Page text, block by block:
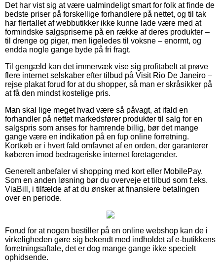
Det har vist sig at være ualmindeligt smart for folk at finde de
bedste priser på forskellige forhandlere på nettet, og til tak
har flertallet af webbutikker ikke kunne lade være med at
formindske salgspriserne på en række af deres produkter –
til drenge og piger, men ligeledes til voksne – enormt, og
endda nogle gange byde på fri fragt.
Til gengæld kan det immervæk vise sig profitabelt at prøve
flere internet selskaber efter tilbud på Visit Rio De Janeiro –
rejse plakat forud for at du shopper, så man er skråsikker på
at få den mindst kostelige pris.
Man skal lige meget hvad være så påvagt, at ifald en
forhandler på nettet markedsfører produkter til salg for en
salgspris som anses for hamrende billig, bør det mange
gange være en indikation på en fup online forretning.
Kortkøb er i hvert fald omfavnet af en orden, der garanterer
køberen imod bedrageriske internet foretagender.
Generelt anbefaler vi shopping med kort eller MobilePay.
Som en anden løsning bør du overveje et tilbud som f.eks.
ViaBill, i tilfælde af at du ønsker at finansiere betalingen
over en periode.
Forud for at nogen bestiller på en online webshop kan de i
virkeligheden gøre sig bekendt med indholdet af e-butikkens
forretningsaftale, det er dog mange gange ikke specielt
ophidsende.